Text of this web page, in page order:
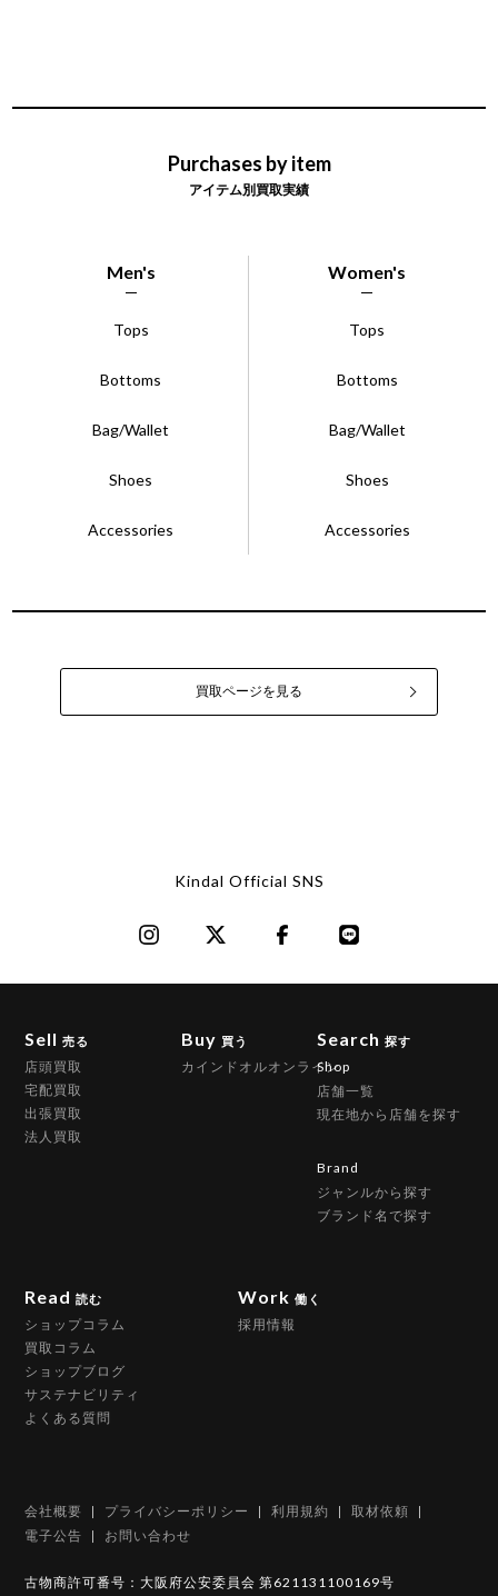
Purchases by item
アイテム別買取実績
Men's
Tops
Bottoms
Bag/Wallet
Shoes
Accessories
Women's
Tops
Bottoms
Bag/Wallet
Shoes
Accessories
買取ページを見る
Kindal Official SNS
Sell売る
店頭買取
宅配買取
出張買取
法人買取
Buy 買う
カインドオルオンライン
Search 探す
Shop
店舗一覧
現在地から店舗を探す
Brand
ジャンルから探す
ブランド名で探す
Read読む
ショップコラム
買取コラム
ショップブログ
サステナビリティ
よくある質問
Work 働く
採用情報
会社概要 プライバシーポリシー 利用規約
取材依頼
電子公告
お問い合わせ
古物商許可番号：大阪府公安委員会 第621131100169号